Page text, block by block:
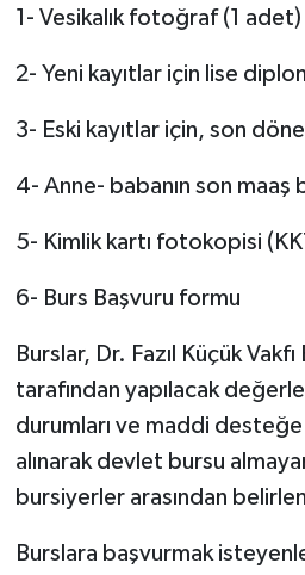
1- Vesikalık fotoğraf (1 adet)
2- Yeni kayıtlar için lise
3- Eski kayıtlar için, son
4- Anne- babanın son maaş
5- Kimlik kartı fotokopisi
6- Burs Başvuru formu
Burslar, Dr. Fazıl Küçük
tarafından yapılacak
durumları ve maddi desteğe
alınarak devlet bursu
bursiyerler arasından
Burslara başvurmak